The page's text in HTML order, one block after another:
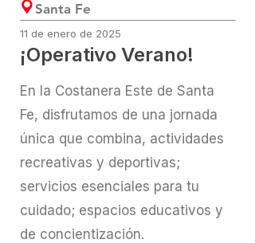
Santa Fe
11 de enero de 2025
¡Operativo Verano!
En la Costanera Este de Santa
Fe, disfrutamos de una jornada
única que combina, actividades
recreativas y deportivas;
servicios esenciales para tu
cuidado; espacios educativos y
de concientización.